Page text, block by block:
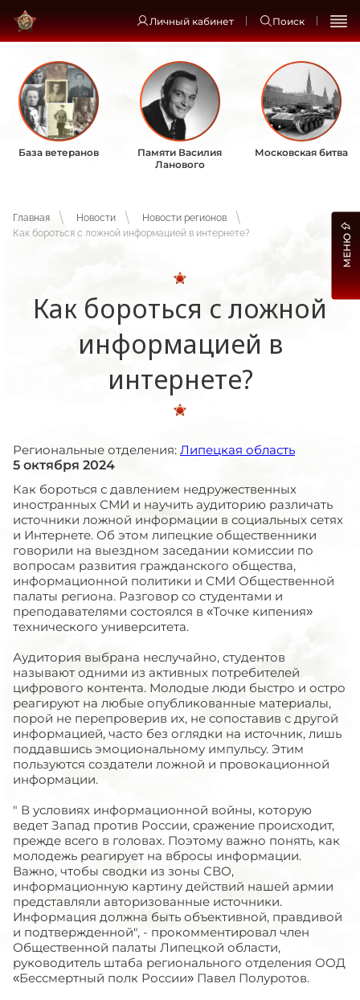
Личный кабинет Поиск
База ветеранов
Памяти Василия
Ланового
Московская битва
Главная Новости
Новости регионов
Как бороться с ложной информацией в интернете?
Как бороться с ложной
информацией в
интернете?
Региональные отделения: Липецкая область
5 октября 2024
Как бороться с давлением недружественных
иностранных СМИ и научить аудиторию различать
источники ложной информации в социальных сетях
и Интернете. Об этом липецкие общественники
говорили на выездном заседании комиссии по
вопросам развития гражданского общества,
информационной политики и СМИ Общественной
палаты региона. Разговор со студентами и
преподавателями состоялся в «Точке кипения»
технического университета.
Аудитория выбрана неслучайно, студентов
называют одними из активных потребителей
цифрового контента. Молодые люди быстро и остро
реагируют на любые опубликованные материалы,
порой не перепроверив их, не сопоставив с другой
информацией, часто без оглядки на источник, лишь
поддавшись эмоциональному импульсу. Этим
пользуются создатели ложной и провокационной
информации.
" В условиях информационной войны, которую
ведет Запад против России, сражение происходит,
прежде всего в головах. Поэтому важно понять, как
молодежь реагирует на вбросы информации.
Важно, чтобы сводки из зоны СВО,
информационную картину действий нашей армии
представляли авторизованные источники.
Информация должна быть объективной, правдивой
и подтвержденной", - прокомментировал член
Общественной палаты Липецкой области,
руководитель штаба регионального отделения ООД
«Бессмертный полк России» Павел Полуротов.
МЕНЮ